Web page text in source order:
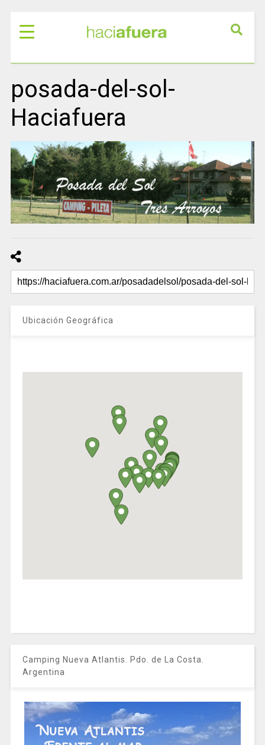
posada-del-sol-
Haciafuera
Ubicación Geográfica
Camping Nueva Atlantis. Pdo. de La Costa.
Argentina